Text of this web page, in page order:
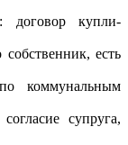
договор купли-
есть
коммунальным
супруга,